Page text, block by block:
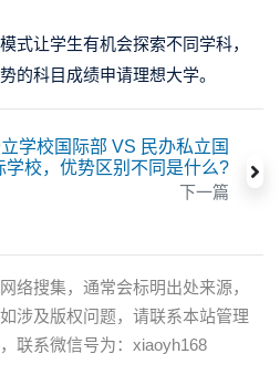
式让学生有机会探索不同学科，
的科目成绩申请理想大学。
学校国际部 VS 民办私立国
学校，优势区别不同是什么?
下一篇
络搜集，通常会标明出处来源，
涉及版权问题，请联系本站管理
联系微信号为：xiaoyh168